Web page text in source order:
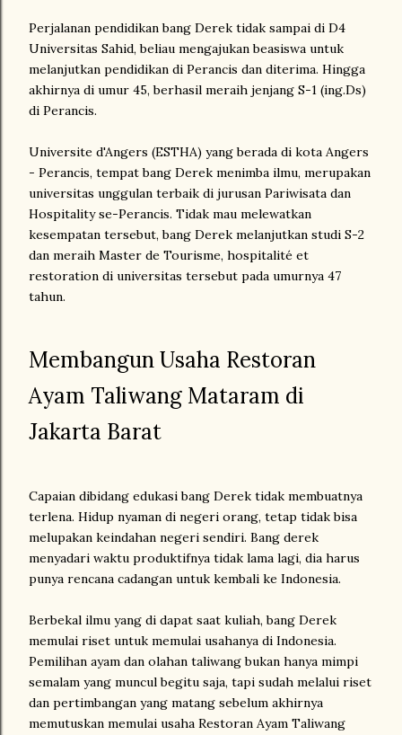
Perjalanan pendidikan bang Derek tidak sampai di D4
Universitas Sahid, beliau mengajukan beasiswa untuk
melanjutkan pendidikan di Perancis dan diterima. Hingga
akhirnya di umur 45, berhasil meraih jenjang S-1 (ing.Ds)
di Perancis.
Universite d'Angers (ESTHA) yang berada di kota Angers
- Perancis, tempat bang Derek menimba ilmu, merupakan
universitas unggulan terbaik di jurusan Pariwisata dan
Hospitality se-Perancis. Tidak mau melewatkan
kesempatan tersebut, bang Derek melanjutkan studi S-2
dan meraih Master de Tourisme, hospitalité et
restoration di universitas tersebut pada umurnya 47
tahun.
Membangun Usaha Restoran
Ayam Taliwang Mataram di
Jakarta Barat
Capaian dibidang edukasi bang Derek tidak membuatnya
terlena. Hidup nyaman di negeri orang, tetap tidak bisa
melupakan keindahan negeri sendiri. Bang derek
menyadari waktu produktifnya tidak lama lagi, dia harus
punya rencana cadangan untuk kembali ke Indonesia.
Berbekal ilmu yang di dapat saat kuliah, bang Derek
memulai riset untuk memulai usahanya di Indonesia.
Pemilihan ayam dan olahan taliwang bukan hanya mimpi
semalam yang muncul begitu saja, tapi sudah melalui riset
dan pertimbangan yang matang sebelum akhirnya
memutuskan memulai usaha Restoran Ayam Taliwang